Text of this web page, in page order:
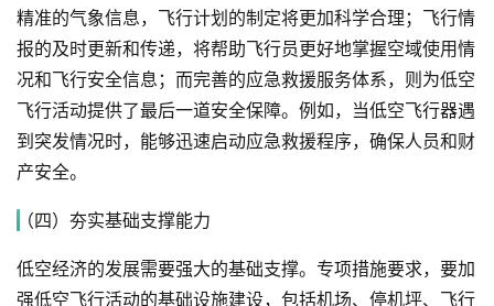
精准的气象信息，飞行计划的制定将更加科学合理；飞行情
报的及时更新和传递，将帮助飞行员更好地掌握空域使用情
况和飞行安全信息；而完善的应急救援服务体系，则为低空
飞行活动提供了最后一道安全保障。例如，当低空飞行器遇
到突发情况时，能够迅速启动应急救援程序，确保人员和财
产安全。
（四）夯实基础支撑能力
低空经济的发展需要强大的基础支撑。专项措施要求，要加
强低空飞行活动的基础设施建设，包括机场、停机坪、飞行